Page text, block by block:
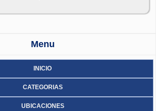
con baño
por días semanas o meses a precios
cuadra de la upao y al lado de los principales
típica de piura como son los de la zona
piscinas y peñas familiares y juegos para
y clubs por lo que ud. podrá disfrutar de su
ciudad con los atractivos cerca y muy seguro
Menu
INICIO
CATEGORIAS
UBICACIONES